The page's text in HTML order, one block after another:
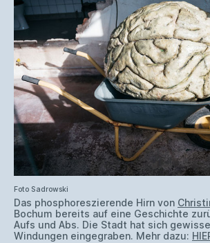
Foto Sadrowski
Das phosphoreszierende Hirn von
Bochum bereits auf eine Geschichte
Aufs und Abs. Die Stadt hat sich
Windungen eingegraben. Mehr dazu: